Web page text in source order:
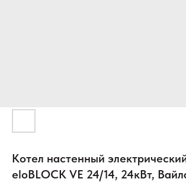
Котел настенный
eloBLOCK VE 24/14, 24кВт,